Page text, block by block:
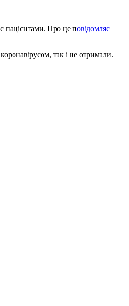
пацієнтами. Про це повідомляє
так і не отримали.